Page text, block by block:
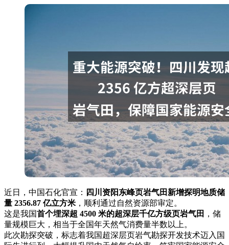
近日，中国石化官宣： 四川资阳东峰页岩气田新增探明地质储
量 2356.87 亿立方米 ，顺利通过自然资源部审定。
这是我国首个埋深超 4500 米的超深层千亿方级页岩气田 ，储
量规模巨大，相当于全国年天然气消费量半数以上。
此次勘探突破，标志着我国超深层页岩气勘探开发技术迈入国